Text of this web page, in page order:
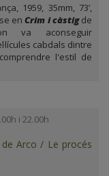
1959, 35mm, 73’,
se enCrim i càstigde
va aconseguir
cabdals dintre
l'estil de
i 22.00h
Arco / Le procés